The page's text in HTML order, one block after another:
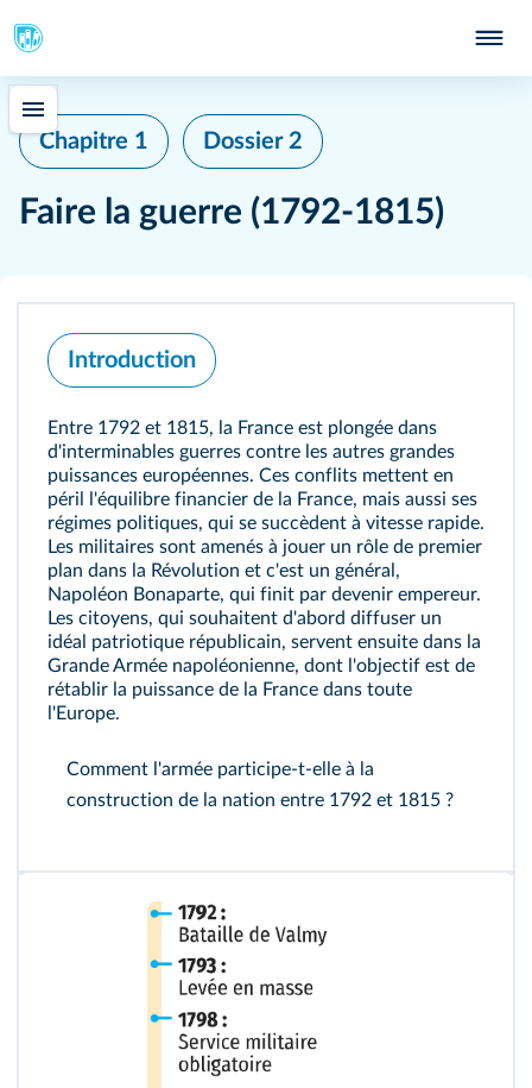
Chapitre 1 Dossier 2
Faire la guerre (1792‑1815)
Introduction
Entre 1792 et 1815, la France est plongée dans
d'interminables guerres contre les autres grandes
puissances européennes. Ces conflits mettent en
péril l'équilibre financier de la France, mais aussi ses
régimes politiques, qui se succèdent à vitesse rapide.
Les militaires sont amenés à jouer un rôle de premier
plan dans la Révolution et c'est un général,
Napoléon Bonaparte, qui finit par devenir empereur.
Les citoyens, qui souhaitent d'abord diffuser un
idéal patriotique républicain, servent ensuite dans la
Grande Armée napoléonienne, dont l'objectif est de
rétablir la puissance de la France dans toute
l'Europe.
Comment l'armée participe‑t‑elle à la
construction de la nation entre 1792 et 1815 ?